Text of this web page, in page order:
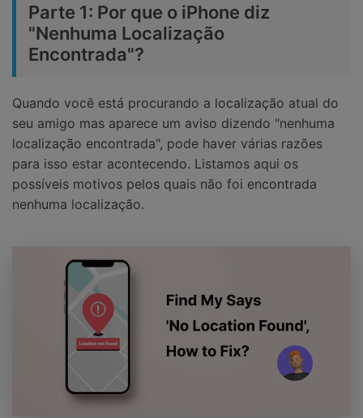
Parte 1: Por que o iPhone diz
"Nenhuma Localização
Encontrada"?
Quando você está procurando a localização atual do
seu amigo mas aparece um aviso dizendo "nenhuma
localização encontrada", pode haver várias razões
para isso estar acontecendo. Listamos aqui os
possíveis motivos pelos quais não foi encontrada
nenhuma localização.